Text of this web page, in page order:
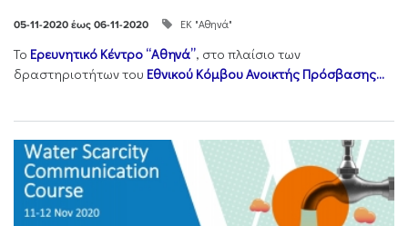
05-11-2020 έως 06-11-2020 ΕΚ "Αθηνά"
Το Ερευνητικό Κέντρο “Αθηνά”, στο πλαίσιο των
δραστηριοτήτων του Εθνικού Κόμβου Ανοικτής Πρόσβασης...